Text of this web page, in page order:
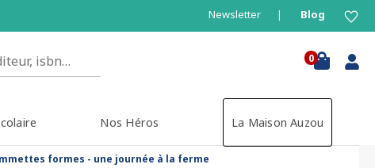
Newsletter Blog
0
Nos Héros La Maison Auzou
formes - une journée à la ferme